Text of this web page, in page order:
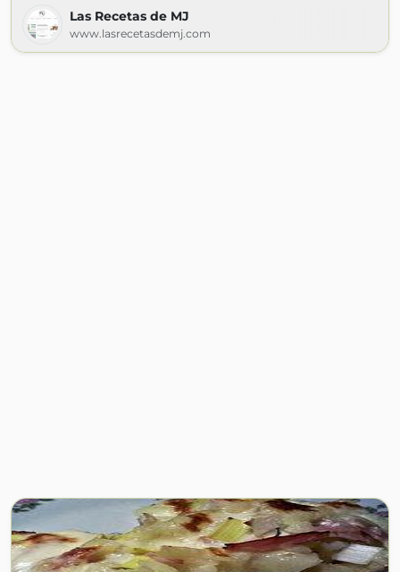
Las Recetas de MJ
www.lasrecetasdemj.com